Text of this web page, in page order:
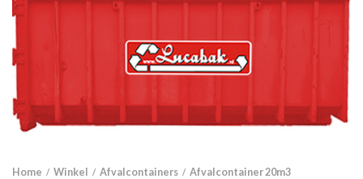
Home / Winkel / Afvalcontainers / Afvalcontainer 20m3